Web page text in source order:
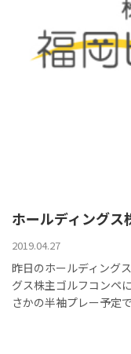
ホールディングス
2019.04.27
昨日のホールディング
グス株主ゴルフコンペ
さかの半袖プレー予定